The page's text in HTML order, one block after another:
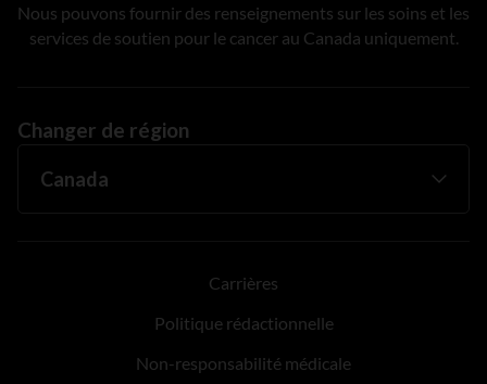
Nous pouvons fournir des renseignements sur les soins et les
services de soutien pour le cancer au Canada uniquement.
Changer de région
Carrières
Politique rédactionnelle
Non-responsabilité médicale